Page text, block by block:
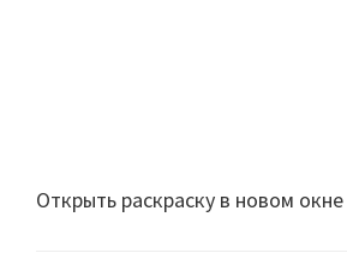
Открыть раскраску в новом окне